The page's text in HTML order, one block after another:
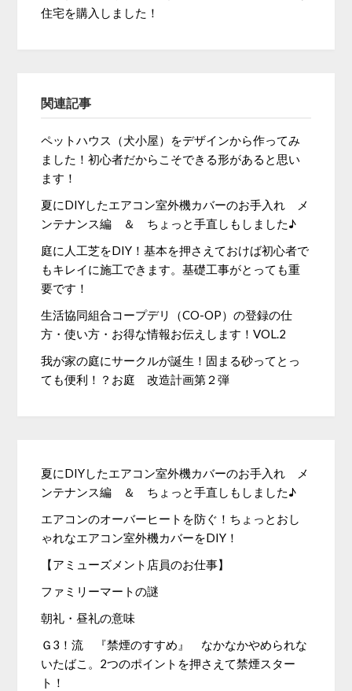
住宅を購入しました！
関連記事
ペットハウス（犬小屋）をデザインから作ってみ
ました！初心者だからこそできる形があると思い
ます！
夏にDIYしたエアコン室外機カバーのお手入れ メ
ンテナンス編 ＆ ちょっと手直しもしました♪
庭に人工芝をDIY！基本を押さえておけば初心者で
もキレイに施工できます。基礎工事がとっても重
要です！
生活協同組合コープデリ（CO-OP）の登録の仕
方・使い方・お得な情報お伝えします！VOL.2
我が家の庭にサークルが誕生！固まる砂ってとっ
ても便利！？お庭 改造計画第２弾
夏にDIYしたエアコン室外機カバーのお手入れ メ
ンテナンス編 ＆ ちょっと手直しもしました♪
エアコンのオーバーヒートを防ぐ！ちょっとおし
ゃれなエアコン室外機カバーをDIY！
【アミューズメント店員のお仕事】
ファミリーマートの謎
朝礼・昼礼の意味
Ｇ3！流 『禁煙のすすめ』 なかなかやめられな
いたばこ。2つのポイントを押さえて禁煙スター
ト！